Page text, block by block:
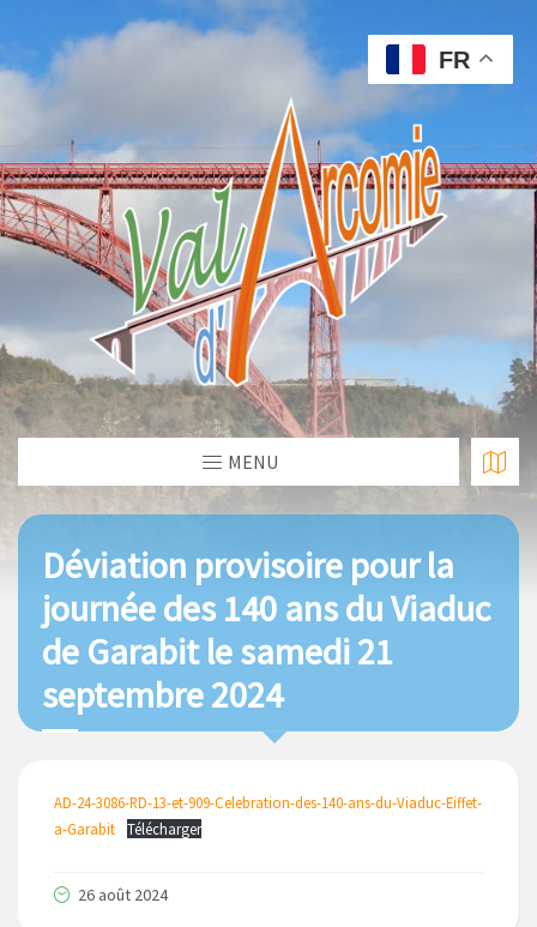
MENU
Déviation provisoire pour la
journée des 140 ans du Viaduc
de Garabit le samedi 21
septembre 2024
AD-24-3086-RD-13-et-909-Celebration-des-140-ans-du-Viaduc-Eiffet-
a-Garabit
Télécharger
26 août 2024
FR